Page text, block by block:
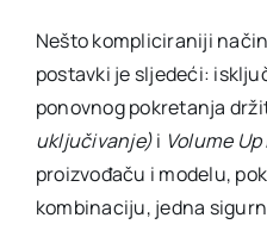
Nešto kompliciraniji
postavki je sljedeći:
ponovnog pokretanja
uključivanje)i Volume
proizvođaču i modelu,
kombinaciju, jedna